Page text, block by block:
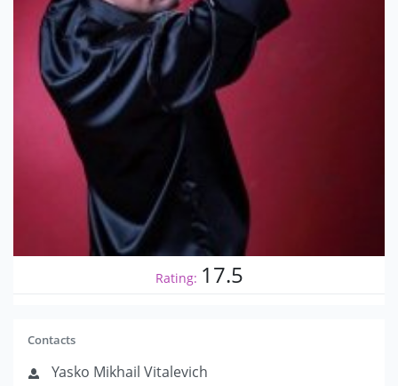
Rating: 17.5
Contacts
Yasko Mikhail Vitalevich